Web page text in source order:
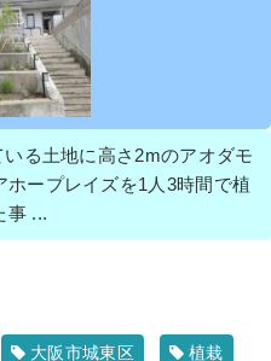
る土地に高さ2mのアオダモ
ープレイズを1人3時間で植
事 ...
大阪市城東区 植栽